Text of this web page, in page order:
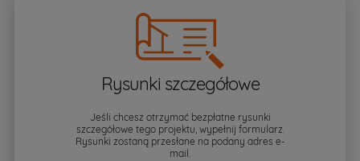
Rysunki szczegółowe
Jeśli chcesz otrzymać bezpłatne rysunki
szczegółowe tego projektu, wypełnij formularz.
Rysunki zostaną przesłane na podany adres e-
mail.